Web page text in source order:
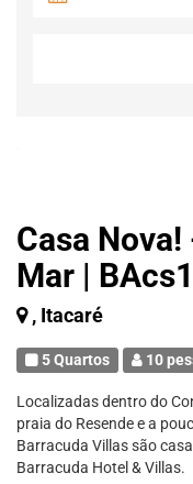
Casa
Mar |
, Itacaré
5 Quartos 10
Localizadas dentro do
praia do Resende e a
Barracuda Villas são
Barracuda Hotel & Villas.